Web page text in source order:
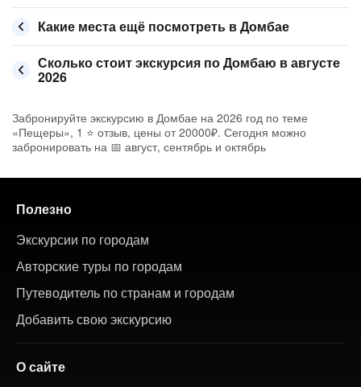
Какие места ещё посмотреть в Домбае
Сколько стоит экскурсия по Домбаю в августе
2026
Забронируйте экскурсию в Домбае на 2026 год по теме
«Пещеры», 1 ⭐ отзыв, цены от 20000₽. Сегодня можно
забронировать на 📅 август, сентябрь и октябрь
Полезно
Экскурсии по городам
Авторские туры по городам
Путеводитель по странам и городам
Добавить свою экскурсию
О сайте